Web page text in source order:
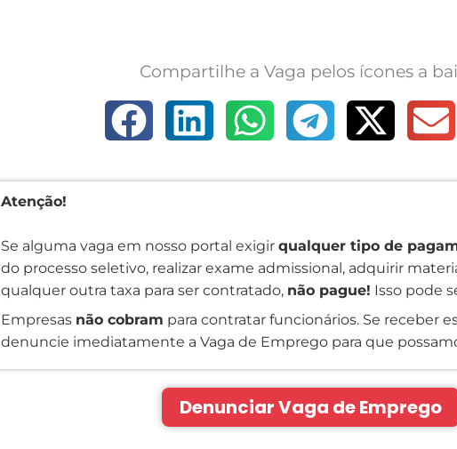
Compartilhe a Vaga pelos ícones a
Atenção!
Se alguma vaga em nosso portal exigirqualquer tipo de
do processo seletivo, realizar exame admissional, adquirir
qualquer outra taxa para ser contratado, não pague! Isso pode
Empresas não cobram para contratar funcionários. Se receber
denuncie imediatamente a Vaga de Emprego para que
Denunciar Vaga de Emprego